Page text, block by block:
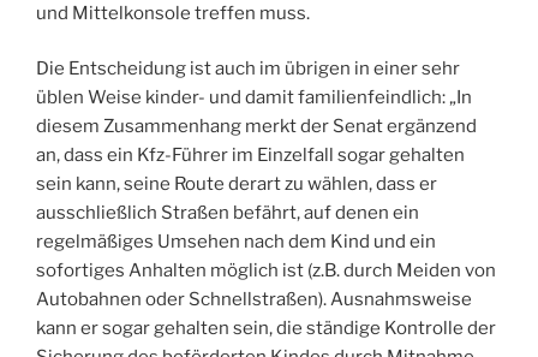
und Mittelkonsole treffen muss.
Die Entscheidung ist auch im übrigen in einer sehr
üblen Weise kinder- und damit familienfeindlich: „In
diesem Zusammenhang merkt der Senat ergänzend
an, dass ein Kfz-Führer im Einzelfall sogar gehalten
sein kann, seine Route derart zu wählen, dass er
ausschließlich Straßen befährt, auf denen ein
regelmäßiges Umsehen nach dem Kind und ein
sofortiges Anhalten möglich ist (z.B. durch Meiden von
Autobahnen oder Schnellstraßen). Ausnahmsweise
kann er sogar gehalten sein, die ständige Kontrolle der